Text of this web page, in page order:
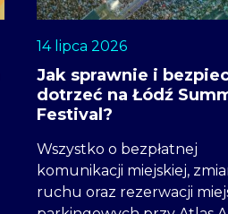
14 lipca 2026
Jak sprawnie i
dotrzeć na Łódź
Festival?
Wszystko o bezpłatnej
komunikacji miejskiej,
ruchu oraz rezerwacji